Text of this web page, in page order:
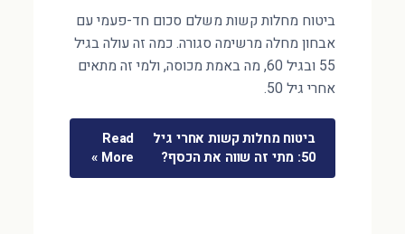
ביטוח מחלות קשות משלם סכום חד-פעמי עם
אבחון מחלה מרשימה סגורה. כמה זה עולה בגיל
55 ובגיל 60, מה באמת מכוסה, ולמי זה מתאים
אחרי גיל 50.
ביטוח מחלות קשות אחרי גיל
50: מתי זה שווה את הכסף?
Read
More »